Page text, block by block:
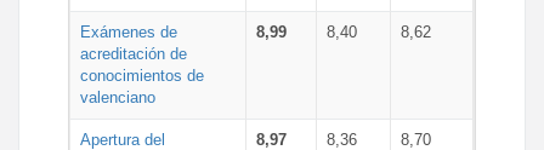
Exámenes de
acreditación de
conocimientos de
valenciano
8,99 8,40 8,62
Apertura del
8,97 8,36 8,70